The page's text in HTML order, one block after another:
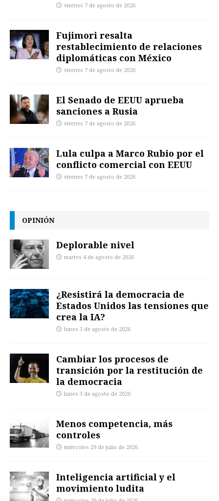
viernes 7 de agosto de 2026
Fujimori resalta
restablecimiento de relaciones
diplomáticas con México
viernes 7 de agosto de 2026
El Senado de EEUU aprueba
sanciones a Rusia
viernes 7 de agosto de 2026
Lula culpa a Marco Rubio por el
conflicto comercial con EEUU
viernes 7 de agosto de 2026
OPINIÓN
Deplorable nivel
martes 4 de agosto de 2026
¿Resistirá la democracia de
Estados Unidos las tensiones que
crea la IA?
lunes 3 de agosto de 2026
Cambiar los procesos de
transición por la restitución de
la democracia
lunes 3 de agosto de 2026
Menos competencia, más
controles
miércoles 29 de julio de 2026
Inteligencia artificial y el
movimiento ludita